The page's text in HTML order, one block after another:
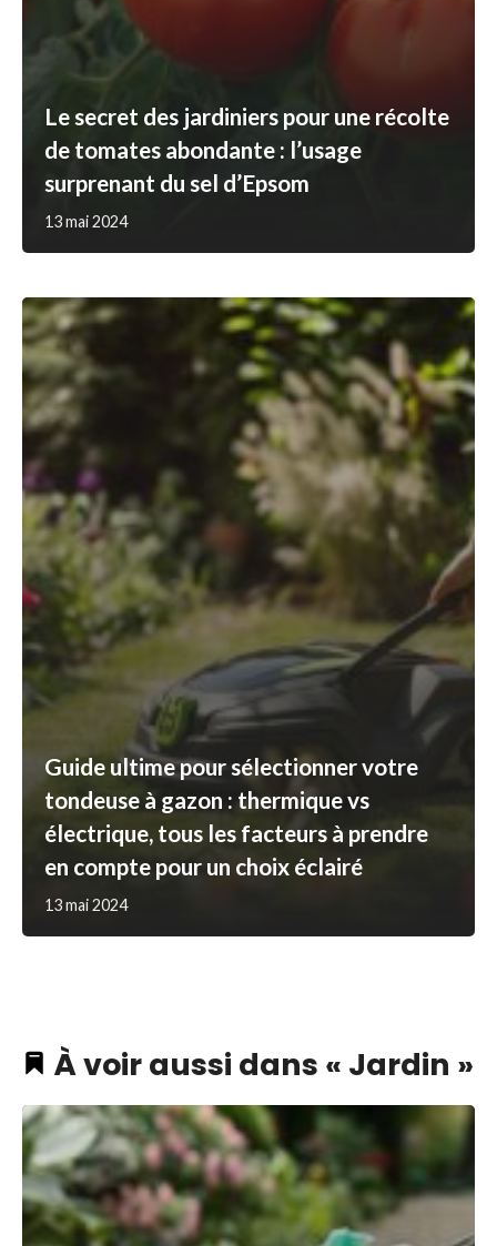
Le secret des jardiniers pour une récolte
de tomates abondante : l’usage
surprenant du sel d’Epsom
13 mai 2024
Guide ultime pour sélectionner votre
tondeuse à gazon : thermique vs
électrique, tous les facteurs à prendre
en compte pour un choix éclairé
13 mai 2024
À voir aussi dans « Jardin »